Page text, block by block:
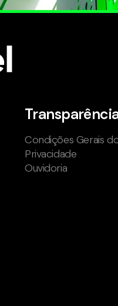
Condições Gerais
Privacidade
Ouvidoria